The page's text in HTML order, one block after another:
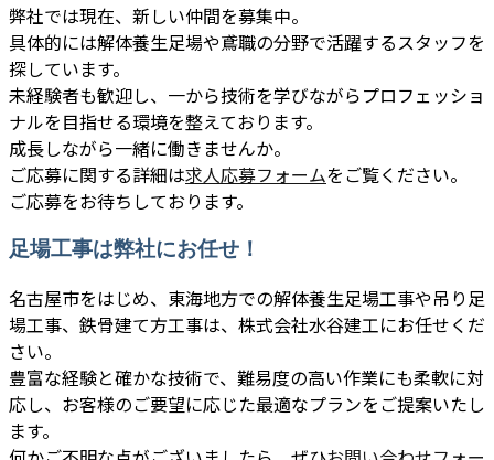
弊社では現在、新しい仲間を募集中。
具体的には解体養生足場や鳶職の分野で活躍するスタッフを
探しています。
未経験者も歓迎し、一から技術を学びながらプロフェッショ
ナルを目指せる環境を整えております。
成長しながら一緒に働きませんか。
ご応募に関する詳細は求人応募フォームをご覧ください。
ご応募をお待ちしております。
足場工事は弊社にお任せ！
名古屋市をはじめ、東海地方での解体養生足場工事や吊り足
場工事、鉄骨建て方工事は、株式会社水谷建工にお任せくだ
さい。
豊富な経験と確かな技術で、難易度の高い作業にも柔軟に対
応し、お客様のご要望に応じた最適なプランをご提案いたし
ます。